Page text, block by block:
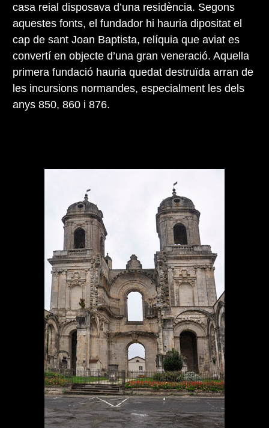
casa reial disposava d’una residència. Segons
aquestes fonts, el fundador hi hauria dipositat el
cap de sant Joan Baptista, relíquia que aviat es
convertí en objecte d’una gran veneració. Aquella
primera fundació hauria quedat destruïda arran de
les incursions normandes, especialment les dels
anys 850, 860 i 876.